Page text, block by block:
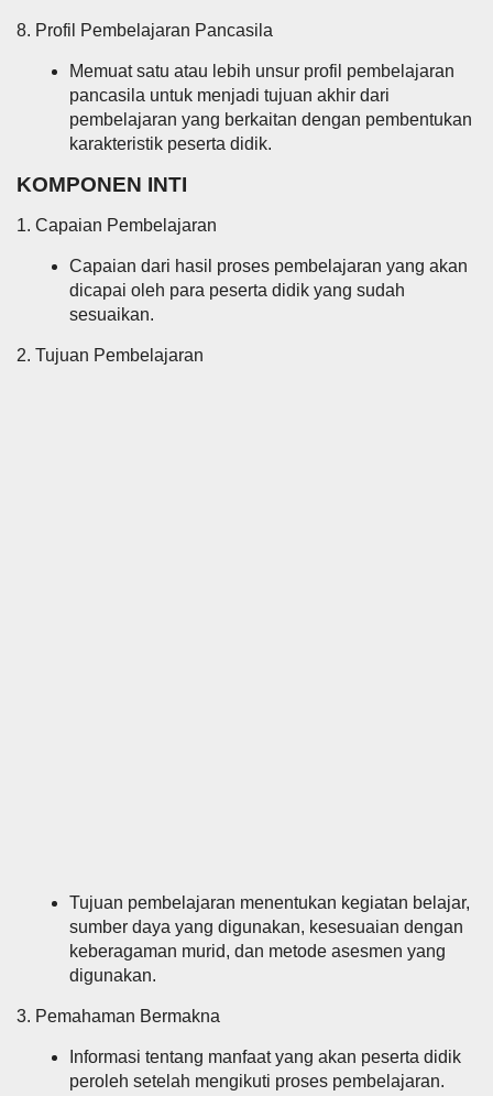
8. Profil Pembelajaran Pancasila
Memuat satu atau lebih unsur profil pembelajaran
pancasila untuk menjadi tujuan akhir dari
pembelajaran yang berkaitan dengan pembentukan
karakteristik peserta didik.
KOMPONEN INTI
1. Capaian Pembelajaran
Capaian dari hasil proses pembelajaran yang akan
dicapai oleh para peserta didik yang sudah
sesuaikan.
2. Tujuan Pembelajaran
Tujuan pembelajaran menentukan kegiatan belajar,
sumber daya yang digunakan, kesesuaian dengan
keberagaman murid, dan metode asesmen yang
digunakan.
3. Pemahaman Bermakna
Informasi tentang manfaat yang akan peserta didik
peroleh setelah mengikuti proses pembelajaran.